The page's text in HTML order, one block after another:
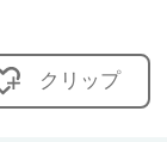
クリップ